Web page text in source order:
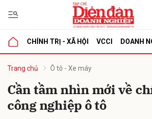
CHÍNH TRỊ - XÃ HỘI VCCI DOANH
Trang chủ Ô tô - Xe máy
Cần tầm nhìn mới về
công nghiệp ô tô
luận